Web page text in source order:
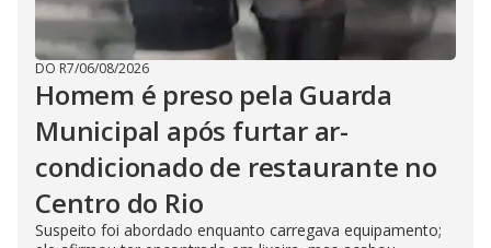
DO R7/06/08/2026
Homem é preso pela Guarda
Municipal após furtar ar-
condicionado de restaurante no
Centro do Rio
Suspeito foi abordado enquanto carregava equipamento;